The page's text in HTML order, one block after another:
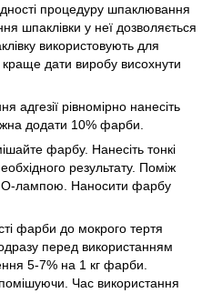
процедуру шпаклювання
шпаклівки у неї дозволяється
використовують для
дати виробу висохнути
рівномірно нанесіть
додати 10% фарби.
фарбу. Нанесіть тонкі
результату. Поміж
лампою. Наносити фарбу
фарби до мокрого тертя
перед використанням
5-7% на 1 кг фарби.
Час використання